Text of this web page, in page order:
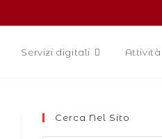
Servizi digitali Attività
Cerca Nel Sito